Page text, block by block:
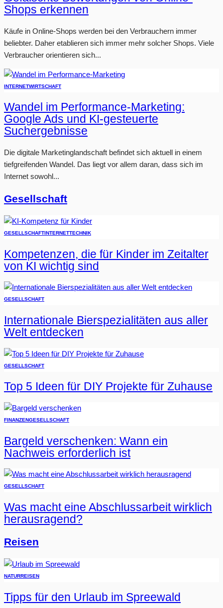
Shops erkennen
Käufe in Online-Shops werden bei den Verbrauchern immer
beliebter. Daher etablieren sich immer mehr solcher Shops. Viele
Verbraucher orientieren sich...
INTERNETWIRTSCHAFT
Wandel im Performance-Marketing:
Google Ads und KI-gesteuerte
Suchergebnisse
Die digitale Marketinglandschaft befindet sich aktuell in einem
tiefgreifenden Wandel. Das liegt vor allem daran, dass sich im
Internet sowohl...
Gesellschaft
GESELLSCHAFTINTERNETTECHNIK
Kompetenzen, die für Kinder im Zeitalter
von KI wichtig sind
GESELLSCHAFT
Internationale Bierspezialitäten aus aller
Welt entdecken
GESELLSCHAFT
Top 5 Ideen für DIY Projekte für Zuhause
FINANZENGESELLSCHAFT
Bargeld verschenken: Wann ein
Nachweis erforderlich ist
GESELLSCHAFT
Was macht eine Abschlussarbeit wirklich
herausragend?
Reisen
NATURREISEN
Tipps für den Urlaub im Spreewald